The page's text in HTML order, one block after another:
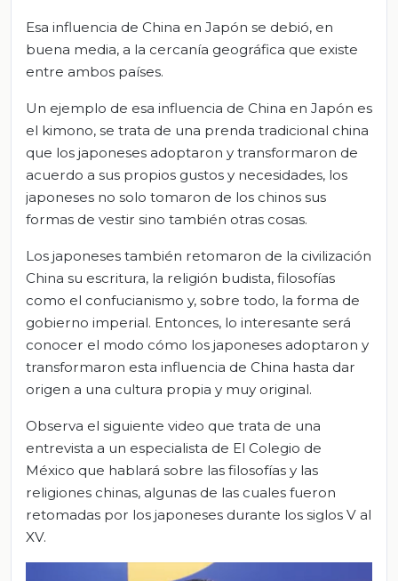
Esa influencia de China en Japón se debió, en
buena media, a la cercanía geográfica que existe
entre ambos países.
Un ejemplo de esa influencia de China en Japón es
el kimono, se trata de una prenda tradicional china
que los japoneses adoptaron y transformaron de
acuerdo a sus propios gustos y necesidades, los
japoneses no solo tomaron de los chinos sus
formas de vestir sino también otras cosas.
Los japoneses también retomaron de la civilización
China su escritura, la religión budista, filosofías
como el confucianismo y, sobre todo, la forma de
gobierno imperial. Entonces, lo interesante será
conocer el modo cómo los japoneses adoptaron y
transformaron esta influencia de China hasta dar
origen a una cultura propia y muy original.
Observa el siguiente video que trata de una
entrevista a un especialista de El Colegio de
México que hablará sobre las filosofías y las
religiones chinas, algunas de las cuales fueron
retomadas por los japoneses durante los siglos V al
XV.